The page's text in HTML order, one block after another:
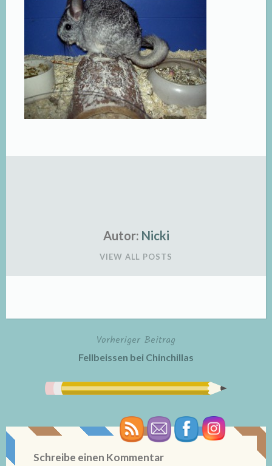
Autor: Nicki
VIEW ALL POSTS
BeitragsnavigationVorheriger Beitrag
Fellbeissen bei Chinchillas
Schreibe einen Kommentar